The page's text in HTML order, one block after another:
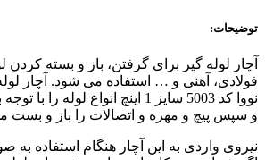
توضیحات:
آچار لوله گیر برای گرفتن، باز و بسته کردن
نووا کد 5003 سایز 1 اینچ انواع
و سپس پیچ و مهره و اتصالات را باز و بست
نیروی واردی به این آچار هنگام استفاده